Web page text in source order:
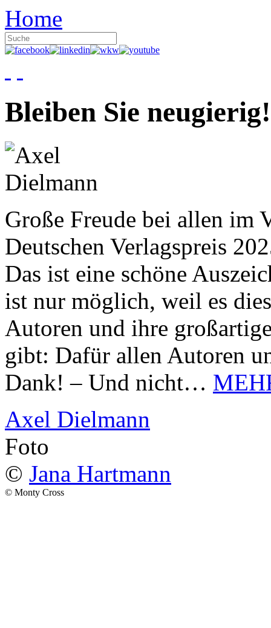
Home
Bleiben Sie neugierig!
Große Freude bei allen im
Deutschen Verlagspreis
Das ist eine schöne
ist nur möglich, weil es
Autoren und ihre
gibt: Dafür allen Autoren
Dank! – Und nicht…
Axel Dielmann
Foto
© Jana Hartmann
© Monty Cross